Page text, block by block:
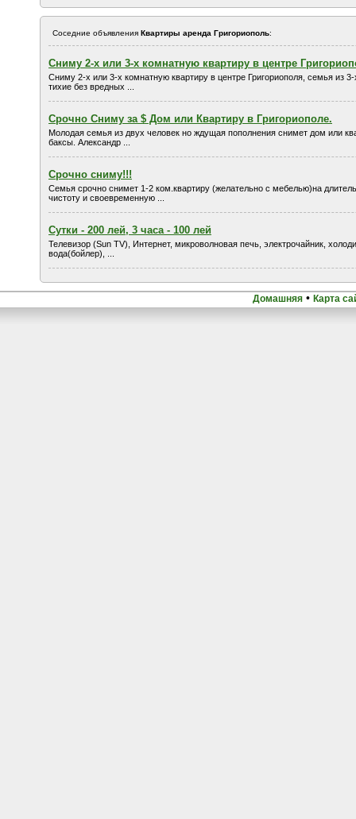
Соседние объявления Квартиры аренда Григориополь:
Сниму 2-х или 3-х комнатную квартиру в центре
Сниму 2-х или 3-х комнатную квартиру в центре Григориополя, семья из
тихие без вредных ...
Срочно Сниму за $ Дом или Квартиру в Григориополе.
Молодая семья из двух человек но ждущая пополнения снимет дом или
баксы. Александр ...
Срочно сниму!!!
Семья срочно снимет 1-2 ком.квартиру (желательно с мебелью)на
чистоту и своевременную ...
Сутки - 200 лей, 3 часа - 100 лей
Телевизор (Sun TV), Интернет, микроволновая печь, электрочайник,
вода(бойлер), ...
Домашняя • Карта